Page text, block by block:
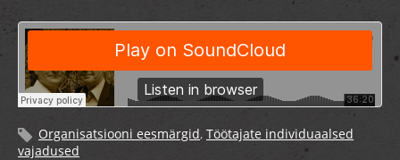
Organisatsiooni eesmärgid, Töötajate individuaalsed
vajadused